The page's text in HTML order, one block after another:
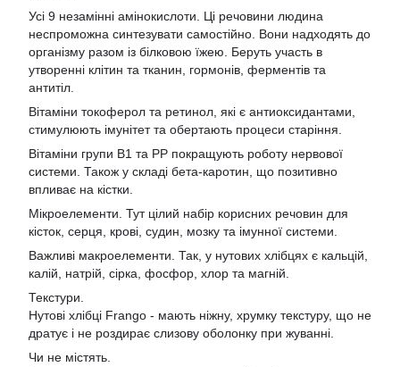
Усі 9 незамінні амінокислоти. Ці речовини людина
неспроможна синтезувати самостійно. Вони надходять до
організму разом із білковою їжею. Беруть участь в
утворенні клітин та тканин, гормонів, ферментів та
антитіл.
Вітаміни токоферол та ретинол, які є антиоксидантами,
стимулюють імунітет та обертають процеси старіння.
Вітаміни групи В1 та PP покращують роботу нервової
системи. Також у складі бета-каротин, що позитивно
впливає на кістки.
Мікроелементи. Тут цілий набір корисних речовин для
кісток, серця, крові, судин, мозку та імунної системи.
Важливі макроелементи. Так, у нутових хлібцях є кальцій,
калій, натрій, сірка, фосфор, хлор та магній.
Текстури.
Нутові хлібці Frango - мають ніжну, хрумку текстуру, що не
дратує і не роздирає слизову оболонку при жуванні.
Чи не містять.